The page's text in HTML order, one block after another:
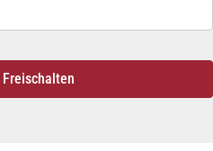
Freischalten